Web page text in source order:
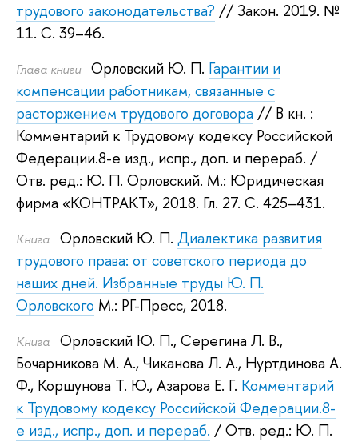
трудового законодательства? // Закон. 2019. №
11. С. 39–46.
Глава книги Орловский Ю. П. Гарантии и
компенсации работникам, связанные с
расторжением трудового договора // В кн. :
Комментарий к Трудовому кодексу Российской
Федерации.8-е изд., испр., доп. и перераб. /
Отв. ред.: Ю. П. Орловский. М.: Юридическая
фирма «КОНТРАКТ», 2018. Гл. 27. С. 425–431.
Книга Орловский Ю. П. Диалектика развития
трудового права: от советского периода до
наших дней. Избранные труды Ю. П.
Орловского М.: РГ-Пресс, 2018.
Книга Орловский Ю. П., Серегина Л. В.,
Бочарникова М. А., Чиканова Л. А., Нуртдинова А.
Ф., Коршунова Т. Ю., Азарова Е. Г. Комментарий
к Трудовому кодексу Российской Федерации.8-
е изд., испр., доп. и перераб. / Отв. ред.: Ю. П.